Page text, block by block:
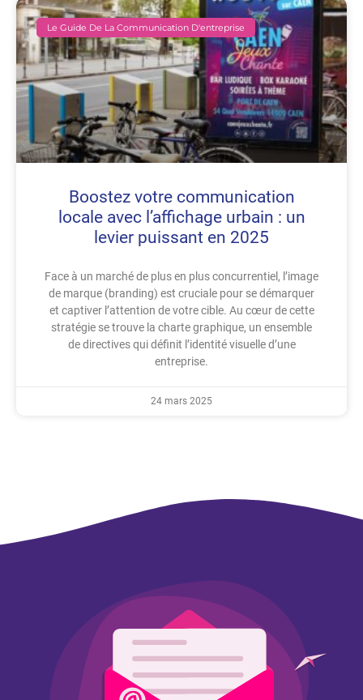
Le Guide De La Communication D'entreprise
Boostez votre communication
locale avec l’affichage urbain : un
levier puissant en 2025
Face à un marché de plus en plus concurrentiel, l’image
de marque (branding) est cruciale pour se démarquer
et captiver l’attention de votre cible. Au cœur de cette
stratégie se trouve la charte graphique, un ensemble
de directives qui définit l’identité visuelle d’une
entreprise.
24 mars 2025